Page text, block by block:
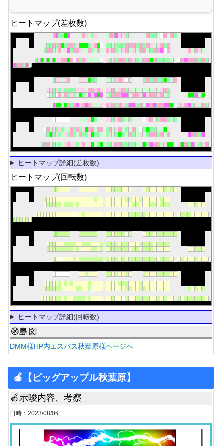
ヒートマップ(差枚数)
ヒートマップ詳細(差枚数)
ヒートマップ(回転数)
ヒートマップ詳細(回転数)
🧭島図
DMM様HP内エスパス秋葉原様ページへ
🍎【ビッグアップル秋葉原】
🍎示唆内容、考察
日時：2023/08/06